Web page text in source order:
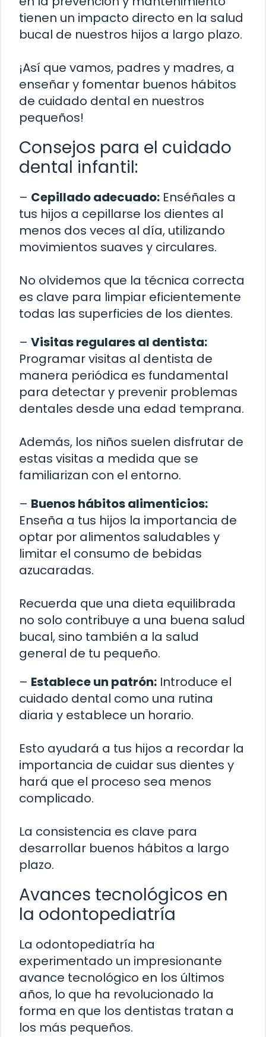
tienen un impacto directo en la salud
bucal de nuestros hijos a largo plazo.
¡Así que vamos, padres y madres, a
enseñar y fomentar buenos hábitos
de cuidado dental en nuestros
pequeños!
Consejos para el cuidado
dental infantil:
– Cepillado adecuado: Enséñales a
tus hijos a cepillarse los dientes al
menos dos veces al día, utilizando
movimientos suaves y circulares.
No olvidemos que la técnica correcta
es clave para limpiar eficientemente
todas las superficies de los dientes.
– Visitas regulares al dentista:
Programar visitas al dentista de
manera periódica es fundamental
para detectar y prevenir problemas
dentales desde una edad temprana.
Además, los niños suelen disfrutar de
estas visitas a medida que se
familiarizan con el entorno.
– Buenos hábitos alimenticios:
Enseña a tus hijos la importancia de
optar por alimentos saludables y
limitar el consumo de bebidas
azucaradas.
Recuerda que una dieta equilibrada
no solo contribuye a una buena salud
bucal, sino también a la salud
general de tu pequeño.
– Establece un patrón: Introduce el
cuidado dental como una rutina
diaria y establece un horario.
Esto ayudará a tus hijos a recordar la
importancia de cuidar sus dientes y
hará que el proceso sea menos
complicado.
La consistencia es clave para
desarrollar buenos hábitos a largo
plazo.
Avances tecnológicos en
la odontopediatría
La odontopediatría ha
experimentado un impresionante
avance tecnológico en los últimos
años, lo que ha revolucionado la
forma en que los dentistas tratan a
los más pequeños.